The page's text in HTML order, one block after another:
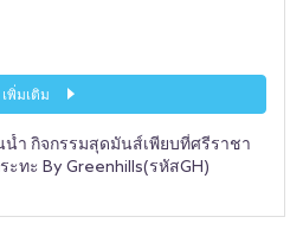
เพิ่มเติม
ำ กิจกรรมสุดมันส์เพียบที่ศรีราชา
ะทะ By Greenhills(รหัสGH)